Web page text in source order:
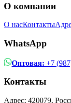
О компании
О насКонтакты
WhatsApp
Оптовая: +7
Контакты
Адрес: 420079,